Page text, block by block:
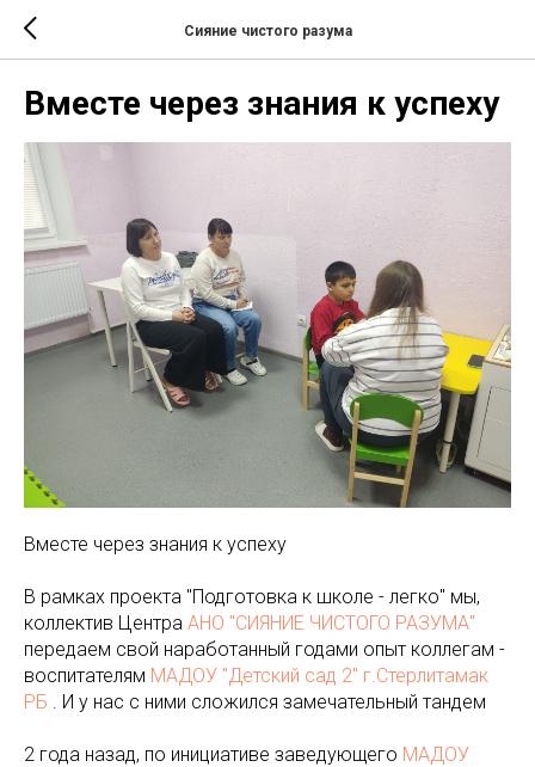
Сияние чистого разума
Вместе через знания к успеху
Вместе через знания к успеху
В рамках проекта "Подготовка к школе - легко" мы,
коллектив Центра АНО "СИЯНИЕ ЧИСТОГО РАЗУМА"
передаем свой наработанный годами опыт коллегам -
воспитателям МАДОУ "Детский сад 2" г.Стерлитамак
РБ . И у нас с ними сложился замечательный тандем
2 года назад, по инициативе заведующего МАДОУ